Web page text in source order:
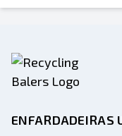
ENFARDADEIRAS